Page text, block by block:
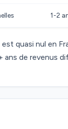
1-2
quasi nul en
ans de revenus